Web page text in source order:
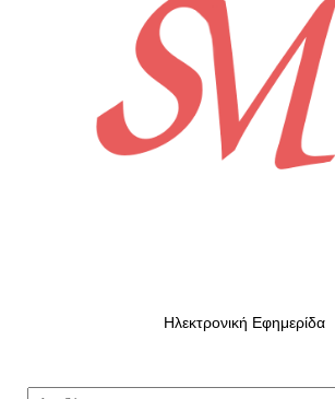
Ηλεκτρονική Εφημερίδα